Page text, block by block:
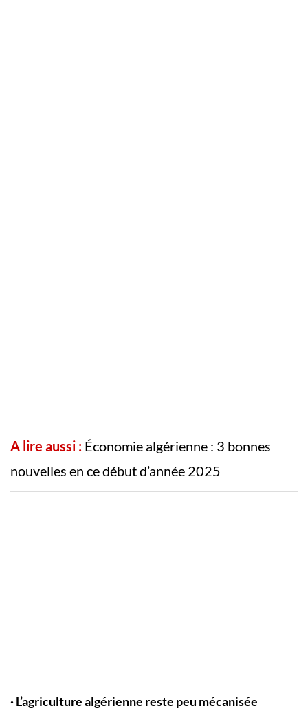
A lire aussi : Économie algérienne : 3 bonnes
nouvelles en ce début d’année 2025
· L’agriculture algérienne reste peu mécanisée